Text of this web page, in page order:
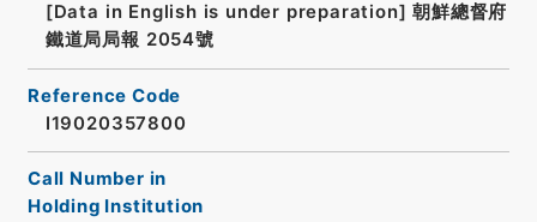
[Data in English is under preparation] 朝鮮總督府
鐵道局局報 2054號
Reference Code
I19020357800
Call Number in
Holding Institution